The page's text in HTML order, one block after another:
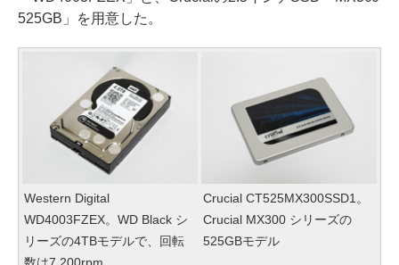
525GB」を用意した。
Western Digital
WD4003FZEX。WD Black シ
リーズの4TBモデルで、回転
数は7,200rpm
Crucial CT525MX300SSD1。
Crucial MX300 シリーズの
525GBモデル